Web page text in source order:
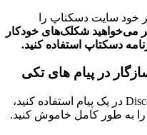
سایت دسکتاپ را
می‌خواهید شکلک‌های خودکار
در پیام های تکی
سلام، شاید بخواهید از شکلک‌های Discord در یک پیام استفاده کنید،
را به طور کامل خاموش کنید.